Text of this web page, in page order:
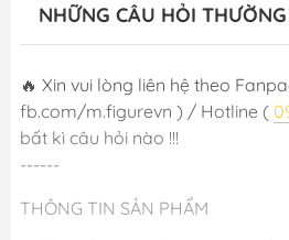
NHỮNG CÂU HỎI
🔥 Xin vui lòng liên hệ theo
fb.com/m.figurevn ) / Hotline (
bất kì câu hỏi nào !!!
------
THÔNG TIN SẢN PHẨM